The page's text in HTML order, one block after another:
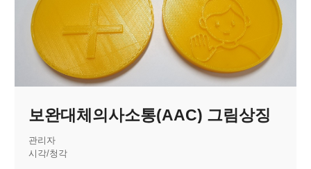
보완대체의사소통(AAC) 그림상징
관리자
시각/청각